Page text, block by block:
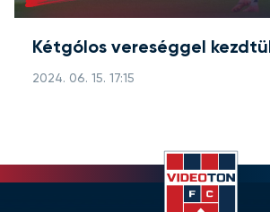
Kétgólos vereséggel
2024. 06. 15. 17:15